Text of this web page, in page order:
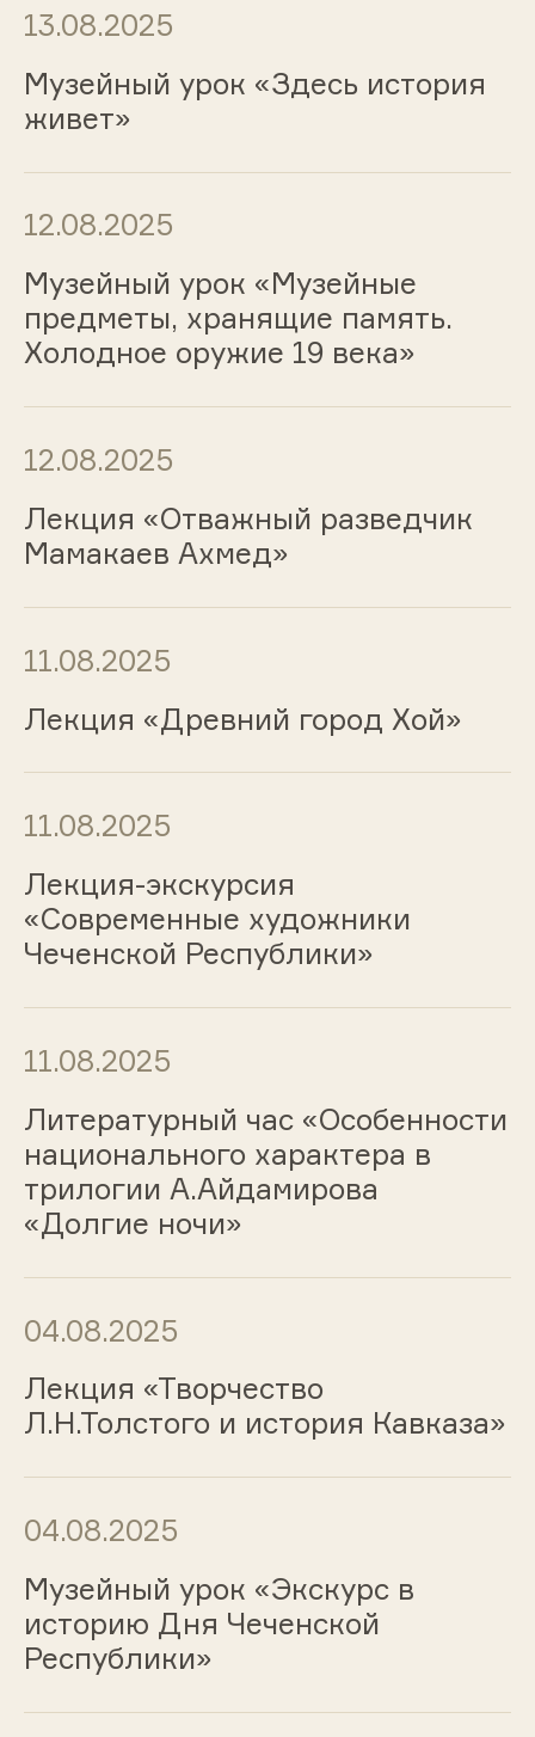
13.08.2025
Музейный урок «Здесь история
живет»
12.08.2025
Музейный урок «Музейные
предметы, хранящие память.
Холодное оружие 19 века»
12.08.2025
Лекция «Отважный разведчик
Мамакаев Ахмед»
11.08.2025
Лекция «Древний город Хой»
11.08.2025
Лекция-экскурсия
«Современные художники
Чеченской Республики»
11.08.2025
Литературный час «Особенности
национального характера в
трилогии А.Айдамирова
«Долгие ночи»
04.08.2025
Лекция «Творчество
Л.Н.Толстого и история Кавказа»
04.08.2025
Музейный урок «Экскурс в
историю Дня Чеченской
Республики»